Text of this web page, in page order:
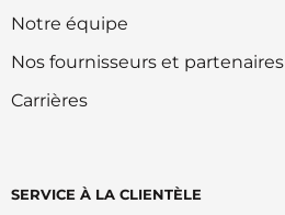
Notre équipe
Nos fournisseurs et partenaires
Carrières
SERVICE À LA CLIENTÈLE